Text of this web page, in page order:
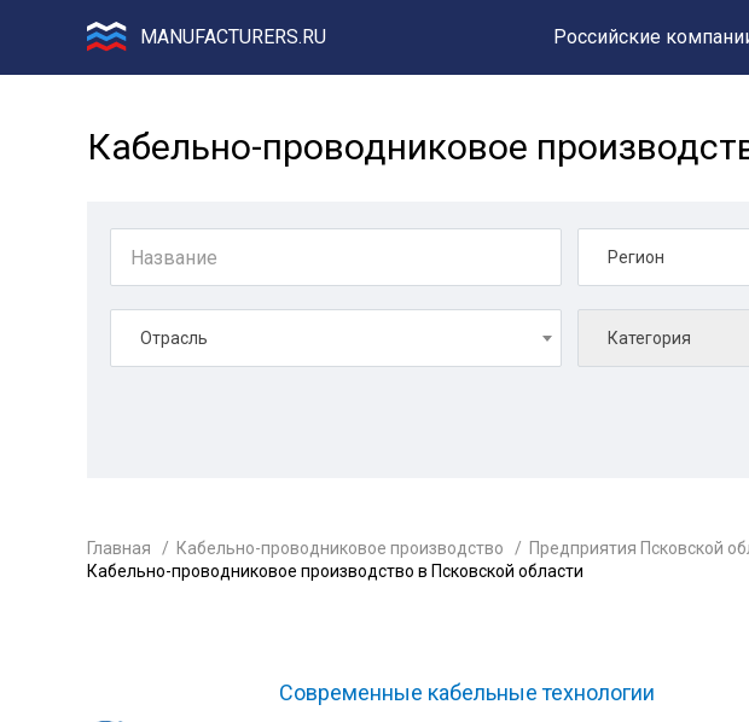
MANUFACTURERS.RU Российские
Кабельно-проводниковое
Регион
Отрасль Категория
Главная Кабельно-проводниковое производство
Предприятия Псковской
Кабельно-проводниковое производство в Псковской области
Современные кабельные технологии